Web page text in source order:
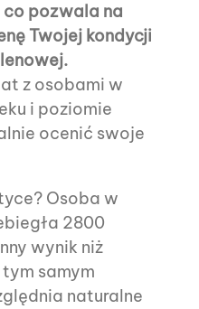
co pozwala na
Twojej kondycji
z osobami w
i poziomie
ocenić swoje
Osoba w
2800
wynik niż
samym
naturalne